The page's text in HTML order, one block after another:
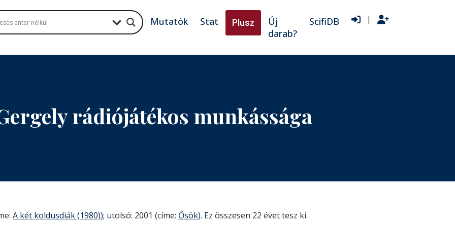
Mutatók Stat Plusz
Új
darab?
ScifiDB |
rádiójátékos munkássága
A két koldusdiák (1980)); utolsó: 2001 (címe: Ősök). Ez összesen 22 évet tesz ki.